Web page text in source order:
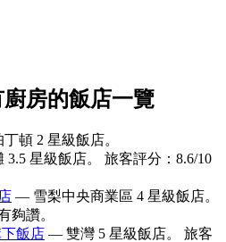
房的飯店一覽
頓 2 星級飯店。
星級飯店。 旅客評分：8.6/10
— 雪梨中央商業區 4 星級飯店。
夠讚。
飯店 — 雙灣 5 星級飯店。 旅客